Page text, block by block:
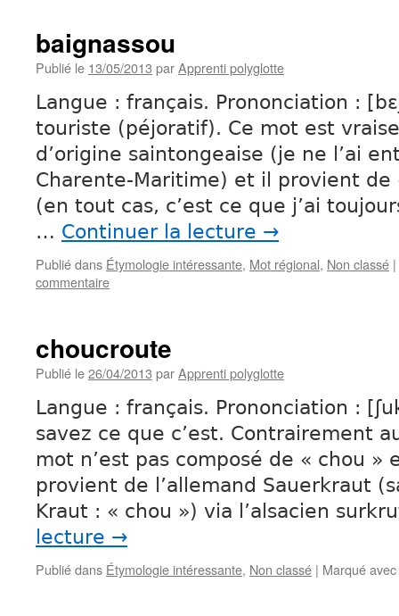
baignassou
Publié le 13/05/2013 parApprenti polyglotte
Langue : français. Prononciation :
touriste (péjoratif). Ce mot est
d’origine saintongeaise (je ne l’ai
Charente-Maritime) et il provient de
(en tout cas, c’est ce que j’ai
… Continuer la lecture →
Publié dans Étymologie intéressante, Mot régional, Non classé |
commentaire
choucroute
Publié le26/04/2013 parApprenti polyglotte
Langue : français. Prononciation :
savez ce que c’est. Contrairement
mot n’est pas composé de « chou »
provient de l’allemand Sauerkraut
Kraut : « chou ») via l’alsacien
lecture →
Publié dans Étymologie intéressante, Non classé | Marqué avec